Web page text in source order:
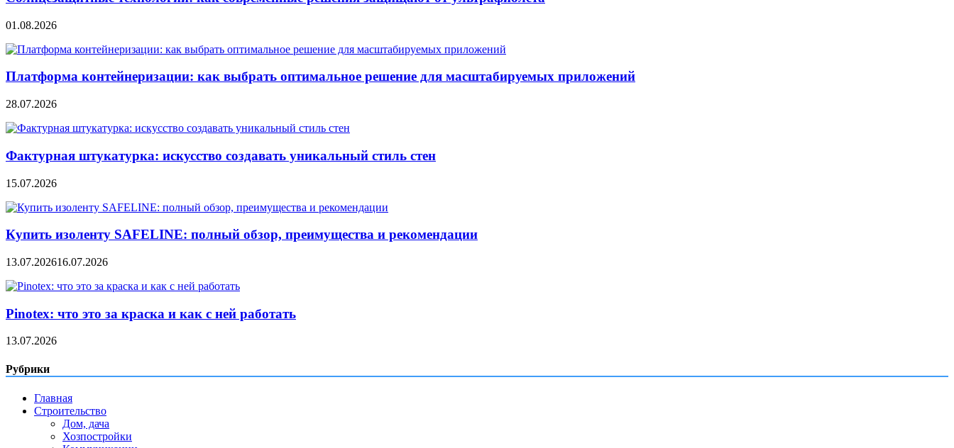
01.08.2026
Платформа контейнеризации: как выбрать оптимальное решение для масштабируемых приложений
28.07.2026
Фактурная штукатурка: искусство создавать уникальный стиль стен
15.07.2026
Купить изоленту SAFELINE: полный обзор, преимущества и рекомендации
13.07.202616.07.2026
Pinotex: что это за краска и как с ней работать
13.07.2026
Рубрики
Главная
Строительство
Дом, дача
Хозпостройки